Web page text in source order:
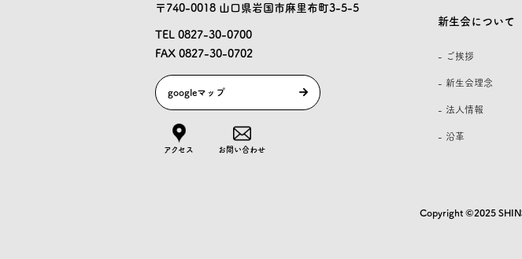
〒740-0018 山口県岩国市麻里布町3-5-5
TEL 0827-30-0700
FAX 0827-30-0702
googleマップ
アクセス お問い合わせ
新生会について
- ご挨拶
- 新生会理念
- 法人情報
- 沿革
Copyright ©2025